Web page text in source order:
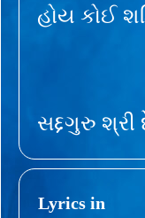
હોય કોઈ
સદ્દગુરુ શ્રી
Lyrics in